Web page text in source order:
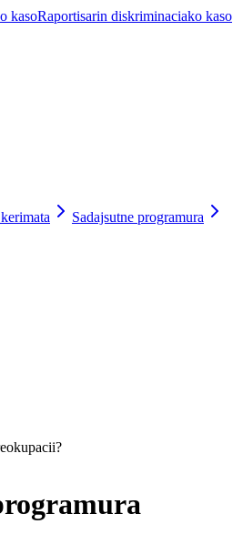
kasoRaportisarin diskriminaciako kaso
Sadajsutne programura